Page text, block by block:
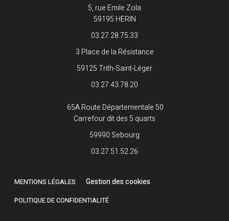
5, rue Emile Zola
59195 HERIN
03.27.28.75.33
3 Place de la Résistance
59125 Trith-Saint-Léger
03.27.43.78.20
65A Route Départementale 50
Carrefour dit des 5 quarts
59990 Sebourg
03.27.51.52.26
MENTIONS LÉGALES - Gestion des cookies
POLITIQUE DE CONFIDENTIALITÉ